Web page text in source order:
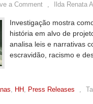
a Comment , Ilda Renata
Investigação mostra
história em alvo de
analisa leis e narrativas
escravidão, racismo e
, HH, Press Releases ,